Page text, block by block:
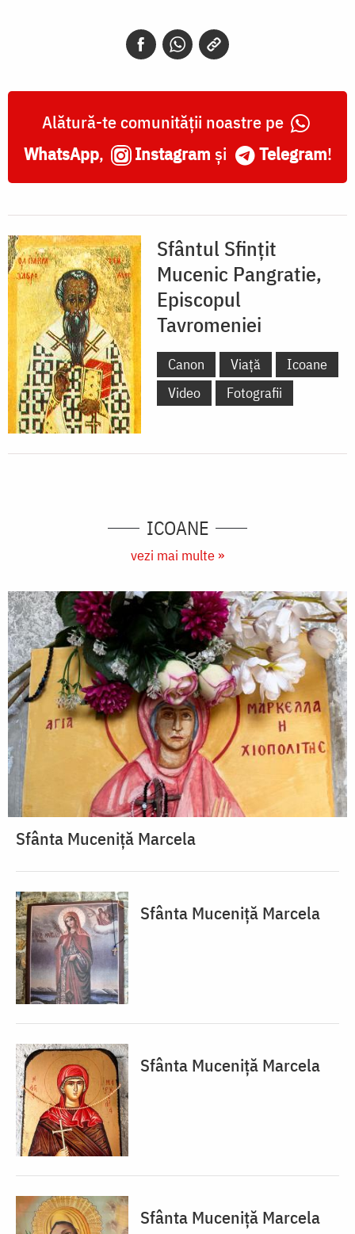
Alătură-te comunității noastre pe
WhatsApp, Instagram și Telegram!
Sfântul Sfințit
Mucenic Pangratie,
Episcopul
Tavromeniei
Canon Viață
Icoane
Video
Fotografii
ICOANE
vezi mai multe »
Sfânta Muceniță Marcela
Sfânta Muceniță Marcela
Sfânta Muceniță Marcela
Sfânta Muceniță Marcela